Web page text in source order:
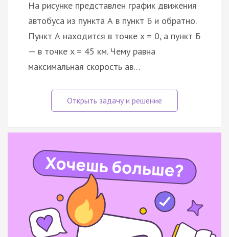
На рисунке представлен график движения
автобуса из пункта А в пункт Б и обратно.
Пункт А находится в точке x = 0, а пункт Б
— в точке x = 45 км. Чему равна
максимальная скорость ав…